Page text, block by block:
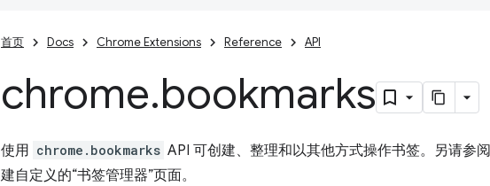
首页 Docs Chrome Extensions Reference API
chrome.bookmarks
使用 chrome.bookmarks API 可创建、整理和以其他方式操作书签。另请参阅
建自定义的“书签管理器”页面。